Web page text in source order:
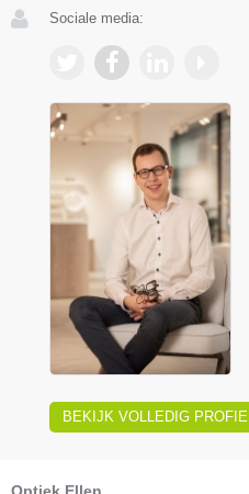
Sociale media:
BEKIJK VOLLEDIG PROFIEL